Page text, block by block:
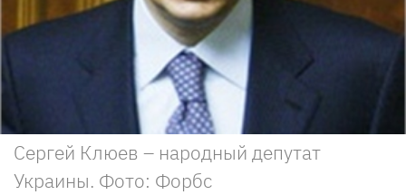
Сергей Клюев – народный депутат
Украины. Фото: Форбс